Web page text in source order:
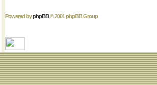
Powered byphpBB© 2001 phpBB Group